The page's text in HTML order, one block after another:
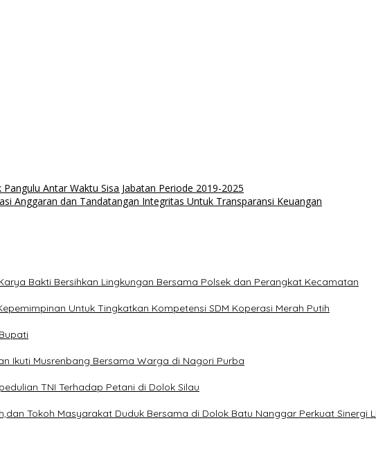
Antar Waktu Sisa Jabatan Periode 2019-2025
Anggaran dan Tandatangan Integritas Untuk Transparansi Keuangan
Bakti Bersihkan Lingkungan Bersama Polsek dan Perangkat Kecamatan
Untuk Tingkatkan Kompetensi SDM Koperasi Merah Putih
Ikuti Musrenbang Bersama Warga di Nagori Purba
TNI Terhadap Petani di Dolok Silau
Tokoh Masyarakat Duduk Bersama di Dolok Batu Nanggar Perkuat Sinergi